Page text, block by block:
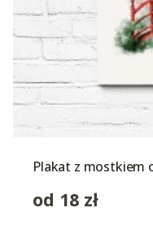
Plakat z mostkiem
od 18 zł